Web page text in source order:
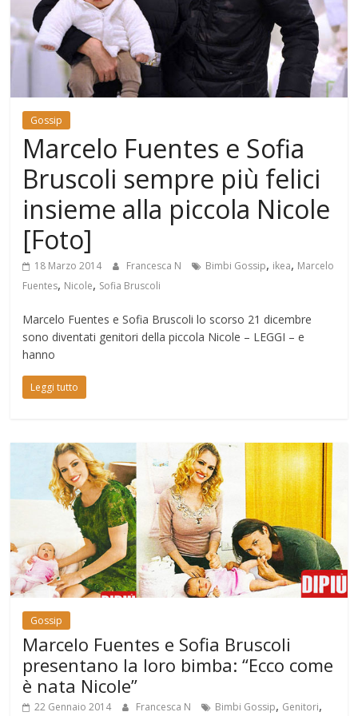
Mondo
Gossip
Marcelo Fuentes e Sofia
Bruscoli sempre più felici
insieme alla piccola Nicole
[Foto]
18 Marzo 2014 Francesca N Bimbi Gossip, ikea, Marcelo
Fuentes, Nicole, Sofia Bruscoli
Marcelo Fuentes e Sofia Bruscoli lo scorso 21 dicembre
sono diventati genitori della piccola Nicole – LEGGI – e
hanno
Leggi tutto
Gossip
Marcelo Fuentes e Sofia Bruscoli
presentano la loro bimba: “Ecco come
è nata Nicole”
22 Gennaio 2014 Francesca N Bimbi Gossip, Genitori,